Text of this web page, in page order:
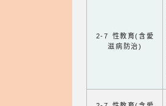
2-7 性教育(含愛
滋病防治)